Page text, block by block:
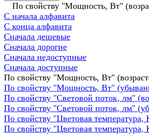
По свойству "Мощность, Вт"
С начала алфавита
С конца алфавита
Сначала дешевые
Сначала дорогие
Сначала недоступные
Сначала доступные
По свойству "Мощность, Вт"
По свойству "Мощность, Вт"
По свойству "Световой поток, лм"
По свойству "Световой поток, лм"
По свойству "Цветовая температура,
По свойству "Цветовая